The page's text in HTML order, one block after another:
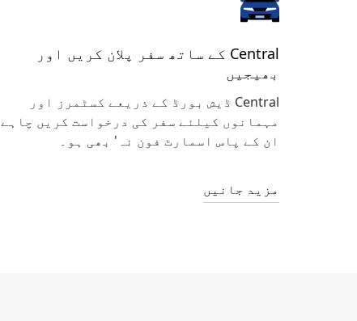
Central کے ساتھ سفر پلان کریں اور
بھیجیں
Central ڈیش بورڈ کے ذریعے کسٹمرز اور
مہمانوں کیلئے سفر کی درخواست کریں چاہے
ان کے پاس اسمارٹ فون نہ' بھی ہو۔
مزید جانیں